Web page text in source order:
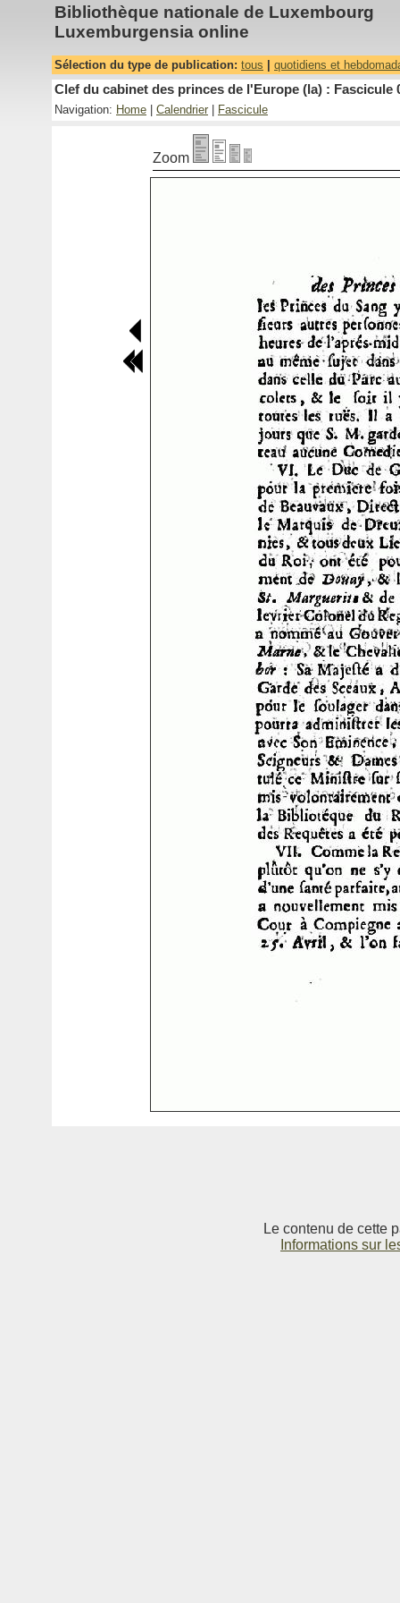
Bibliothèque nationale de Luxembourg
Luxemburgensia online
Sélection du type de publication: tous quotidiens et
Clef du cabinet des princes de l'Europe (la) : Fascicule
Navigation: Home Calendrier Fascicule
Zoom
Le contenu de cette
Informations sur